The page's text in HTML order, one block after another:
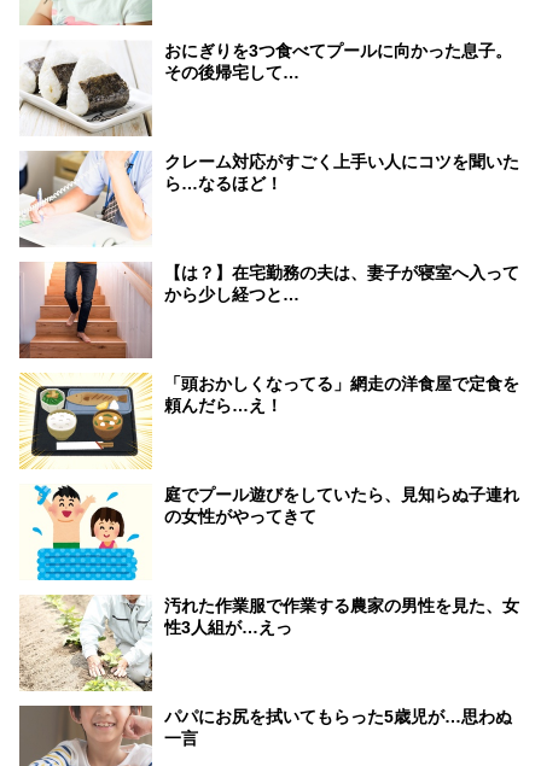
おにぎりを3つ食べてプールに向かった息子。
その後帰宅して…
クレーム対応がすごく上手い人にコツを聞いた
ら…なるほど！
【は？】在宅勤務の夫は、妻子が寝室へ入って
から少し経つと…
「頭おかしくなってる」網走の洋食屋で定食を
頼んだら…え！
庭でプール遊びをしていたら、見知らぬ子連れ
の女性がやってきて
汚れた作業服で作業する農家の男性を見た、女
性3人組が…えっ
パパにお尻を拭いてもらった5歳児が…思わぬ
一言